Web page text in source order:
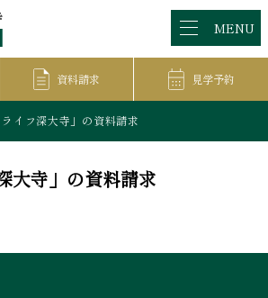
MENU
資料請求 見学予約
ライフ深大寺」の資料請求
大寺」の資料請求